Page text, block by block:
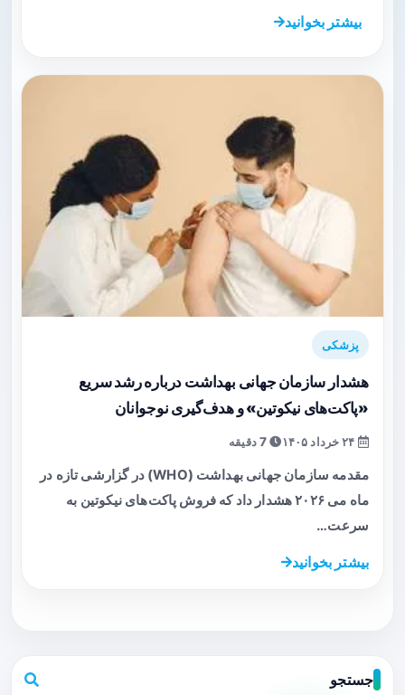
بیشتر بخوانید
پزشکی
هشدار سازمان جهانی بهداشت درباره رشد سریع
«پاکت‌های نیکوتین» و هدف‌گیری نوجوانان
7 دقیقه
مقدمه سازمان جهانی بهداشت (WHO) در گزارشی تازه در
ماه می ۲۰۲۶ هشدار داد که فروش پاکت‌های نیکوتین به
سرعت…
بیشتر بخوانید
جستجو